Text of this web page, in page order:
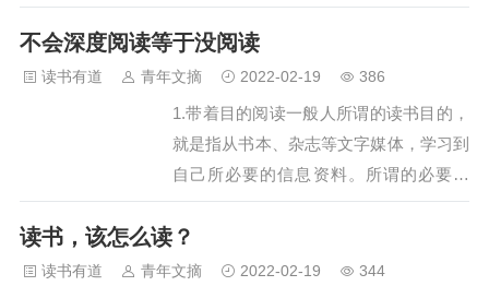
对生活对事业都充满了积极上进的正能
深的焦虑。我想一定是因为杨绛老…
爱的犀牛》等等，他曾导演的戏剧作品
《切·格瓦拉》、《圣人孔子》引起社会
广泛讨论。近些年开始持续写作出书《板
歌》、《手珠记》、《妹方》、《既生
魄》等等。 他的作品有一个明显特征，
不能完全归类于某一类题材，他的戏剧作
音乐的不肖子孙”，以很不守规则”的形式
不会深度阅读等于没阅读
读书有道 青年文摘 2022-02-19 386
1.带着目的阅读一般人所谓的读书目的，
就是指从书本、杂志等文字媒体，学习到
自己所必要的信息资料。所谓的必要信
息，则因人而异，但迅速的引用信息，也
就是提高效率的读书法，这一点是大家所
公认的。为了有效率的读书，只要阅读自
读书，该怎么读？
读书有道 青年文摘 2022-02-19 344